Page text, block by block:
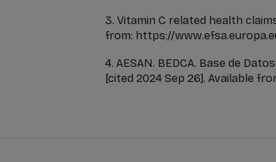
3. Vitamin C related health
from: https://
4. AESAN. BEDCA. Base de
[cited 2024 Sep 26]. Available